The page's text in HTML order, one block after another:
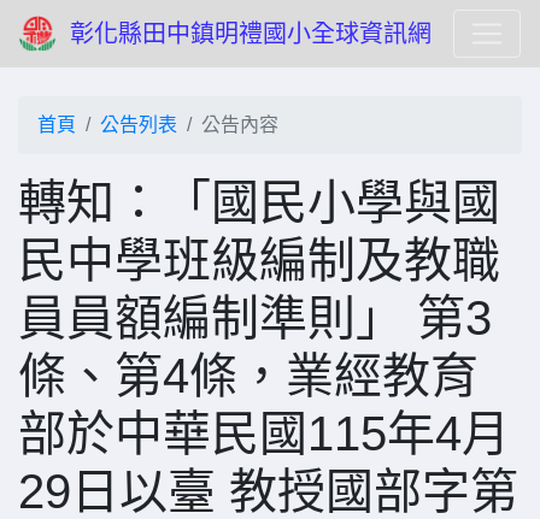
彰化縣田中鎮明禮國小全球資訊網
首頁 公告列表 公告內容
轉知：「國民小學與國
民中學班級編制及教職
員員額編制準則」 第3
條、第4條，業經教育
部於中華民國115年4月
29日以臺 教授國部字第